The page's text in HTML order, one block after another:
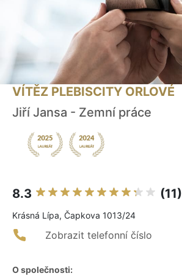
VÍTĚZ PLEBISCITY ORLOVÉ
Jiří Jansa - Zemní práce
8.3 (11)
Krásná Lípa, Čapkova 1013/24
Zobrazit telefonní číslo
O společnosti: